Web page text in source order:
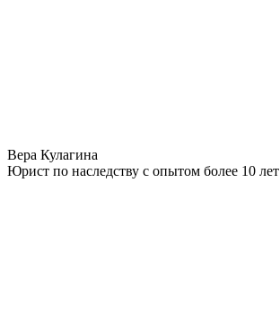
Вера Кулагина
Юрист по наследству с опытом более 10 лет